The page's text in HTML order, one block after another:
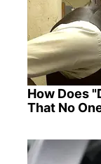
How Does
That No